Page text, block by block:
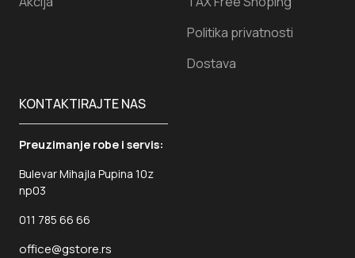
Politika privatnosti
Dostava
KONTAKTIRAJTE NAS
Preuzimanje robe i servis:
Bulevar Mihajla Pupina 10z
np03
011 785 66 66
office@gstore.rs